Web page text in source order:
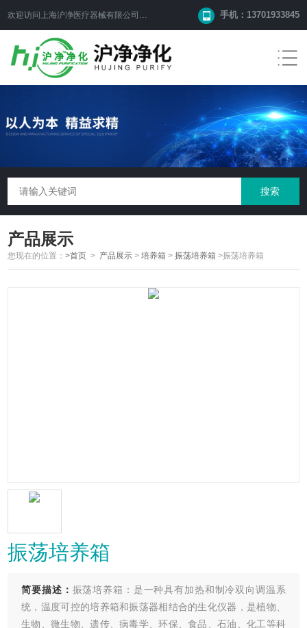
欢迎访问上海沪净医疗器械有限公司网站！ 手机：13701933845
产品展示
您现在的位置：>首页 > 产品展示 >培养箱 >振荡培养箱 >振荡培养箱
振荡培养箱
简要描述： 振荡培养箱：是一种具有加热和制冷双向调温系
统，温度可控的培养箱和振荡器相结合的生化仪器，是植物、
生物、微生物、遗传、病毒学、环保、食品、石油、化工等科